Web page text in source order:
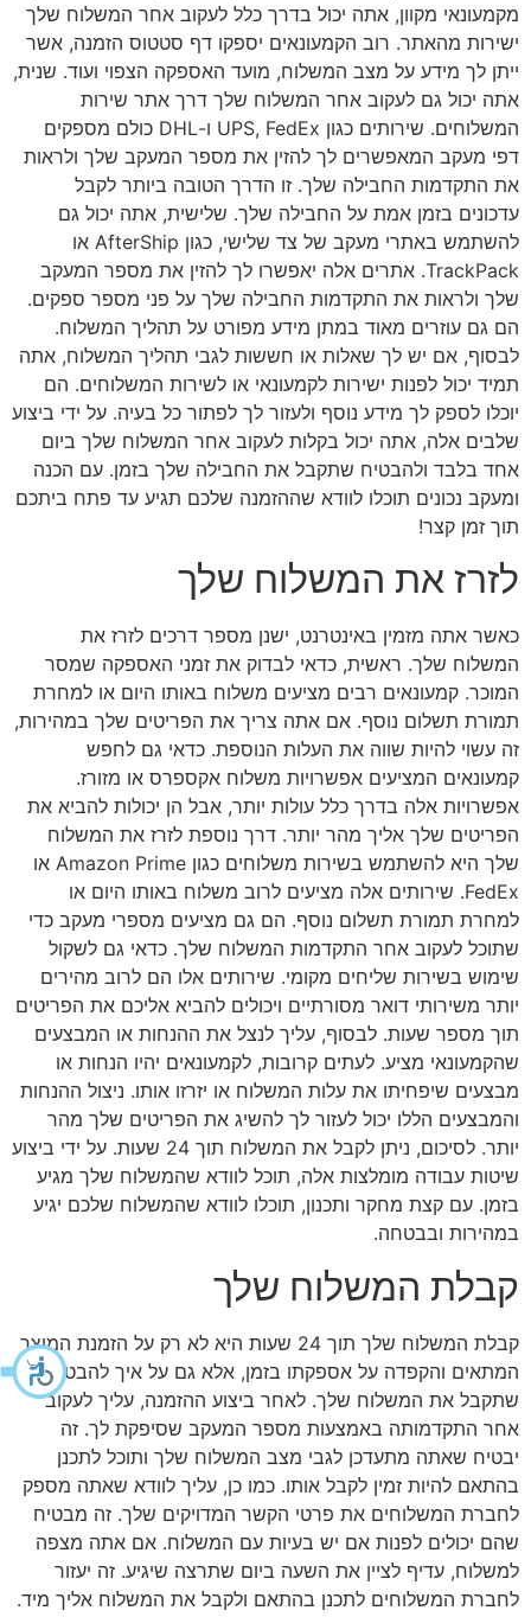
מקמעונאי מקוון, אתה יכול בדרך כלל לעקוב אחר המשלוח שלך
ישירות מהאתר. רוב הקמעונאים יספקו דף סטטוס הזמנה, אשר
ייתן לך מידע על מצב המשלוח, מועד האספקה הצפוי ועוד. שנית,
אתה יכול גם לעקוב אחר המשלוח שלך דרך אתר שירות
המשלוחים. שירותים כגון UPS, FedEx ו-DHL כולם מספקים
דפי מעקב המאפשרים לך להזין את מספר המעקב שלך ולראות
את התקדמות החבילה שלך. זו הדרך הטובה ביותר לקבל
עדכונים בזמן אמת על החבילה שלך. שלישית, אתה יכול גם
להשתמש באתרי מעקב של צד שלישי, כגון AfterShip או
TrackPack. אתרים אלה יאפשרו לך להזין את מספר המעקב
שלך ולראות את התקדמות החבילה שלך על פני מספר ספקים.
הם גם עוזרים מאוד במתן מידע מפורט על תהליך המשלוח.
לבסוף, אם יש לך שאלות או חששות לגבי תהליך המשלוח, אתה
תמיד יכול לפנות ישירות לקמעונאי או לשירות המשלוחים. הם
יוכלו לספק לך מידע נוסף ולעזור לך לפתור כל בעיה. על ידי ביצוע
שלבים אלה, אתה יכול בקלות לעקוב אחר המשלוח שלך ביום
אחד בלבד ולהבטיח שתקבל את החבילה שלך בזמן. עם הכנה
ומעקב נכונים תוכלו לוודא שההזמנה שלכם תגיע עד פתח ביתכם
תוך זמן קצר!
לזרז את המשלוח שלך
כאשר אתה מזמין באינטרנט, ישנן מספר דרכים לזרז את
המשלוח שלך. ראשית, כדאי לבדוק את זמני האספקה שמסר
המוכר. קמעונאים רבים מציעים משלוח באותו היום או למחרת
תמורת תשלום נוסף. אם אתה צריך את הפריטים שלך במהירות,
זה עשוי להיות שווה את העלות הנוספת. כדאי גם לחפש
קמעונאים המציעים אפשרויות משלוח אקספרס או מזורז.
אפשרויות אלה בדרך כלל עולות יותר, אבל הן יכולות להביא את
הפריטים שלך אליך מהר יותר. דרך נוספת לזרז את המשלוח
שלך היא להשתמש בשירות משלוחים כגון Amazon Prime או
FedEx. שירותים אלה מציעים לרוב משלוח באותו היום או
למחרת תמורת תשלום נוסף. הם גם מציעים מספרי מעקב כדי
שתוכל לעקוב אחר התקדמות המשלוח שלך. כדאי גם לשקול
שימוש בשירות שליחים מקומי. שירותים אלו הם לרוב מהירים
יותר משירותי דואר מסורתיים ויכולים להביא אליכם את הפריטים
תוך מספר שעות. לבסוף, עליך לנצל את ההנחות או המבצעים
שהקמעונאי מציע. לעתים קרובות, לקמעונאים יהיו הנחות או
מבצעים שיפחיתו את עלות המשלוח או יזרזו אותו. ניצול ההנחות
והמבצעים הללו יכול לעזור לך להשיג את הפריטים שלך מהר
יותר. לסיכום, ניתן לקבל את המשלוח תוך 24 שעות. על ידי ביצוע
שיטות עבודה מומלצות אלה, תוכל לוודא שהמשלוח שלך מגיע
בזמן. עם קצת מחקר ותכנון, תוכלו לוודא שהמשלוח שלכם יגיע
במהירות ובבטחה.
קבלת המשלוח שלך
קבלת המשלוח שלך תוך 24 שעות היא לא רק על הזמנת המוצר
המתאים והקפדה על אספקתו בזמן, אלא גם על איך להבטיח
שתקבל את המשלוח שלך. לאחר ביצוע ההזמנה, עליך לעקוב
אחר התקדמותה באמצעות מספר המעקב שסיפקת לך. זה
יבטיח שאתה מתעדכן לגבי מצב המשלוח שלך ותוכל לתכנן
בהתאם להיות זמין לקבל אותו. כמו כן, עליך לוודא שאתה מספק
לחברת המשלוחים את פרטי הקשר המדויקים שלך. זה מבטיח
שהם יכולים לפנות אם יש בעיות עם המשלוח. אם אתה מצפה
למשלוח, עדיף לציין את השעה ביום שתרצה שיגיע. זה יעזור
לחברת המשלוחים לתכנן בהתאם ולקבל את המשלוח אליך מיד.